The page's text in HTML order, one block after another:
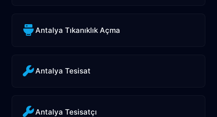
Antalya Tıkanıklık Açma
Antalya Tesisat
Antalya Tesisatçı